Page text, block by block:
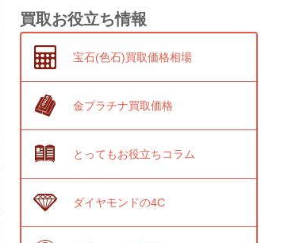
買取お役立ち情報
宝石(色石)買取価格相場
金プラチナ買取価格
とってもお役立ちコラム
ダイヤモンドの4C